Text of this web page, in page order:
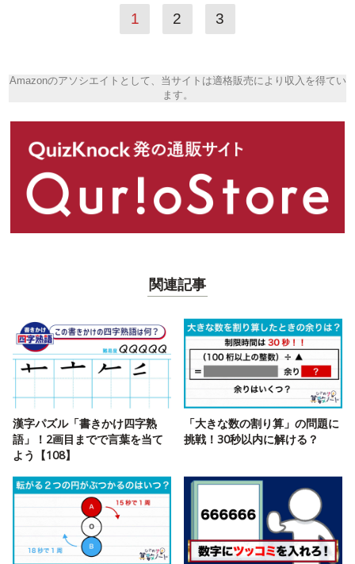
1 2 3
Amazonのアソシエイトとして、当サイトは適格販売により収入を得てい
ます。
関連記事
漢字パズル「書きかけ四字熟
語」！2画目までで言葉を当て
よう【108】
「大きな数の割り算」の問題に
挑戦！30秒以内に解ける？